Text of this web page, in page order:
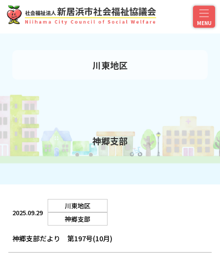
川東地区
神郷支部
2025.09.29
川東地区
神郷支部
神郷支部だより 第197号(10月)